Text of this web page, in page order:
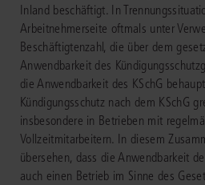
Inland beschäftigt. In
Arbeitnehmerseite oftmals unter
Beschäftigtenzahl, die über dem
Anwendbarkeit des
die Anwendbarkeit des KSchG
Kündigungsschutz nach dem KSchG
insbesondere in Betrieben mit
Vollzeitmitarbeitern. In diesem
übersehen, dass die Anwendbarkeit
auch einen Betrieb im Sinne des